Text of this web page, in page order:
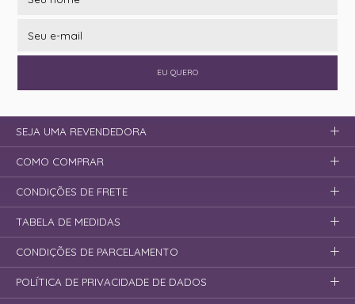
EU QUERO
SEJA UMA REVENDEDORA
COMO COMPRAR
CONDIÇÕES DE FRETE
TABELA DE MEDIDAS
CONDIÇÕES DE PARCELAMENTO
POLÍTICA DE PRIVACIDADE DE DADOS